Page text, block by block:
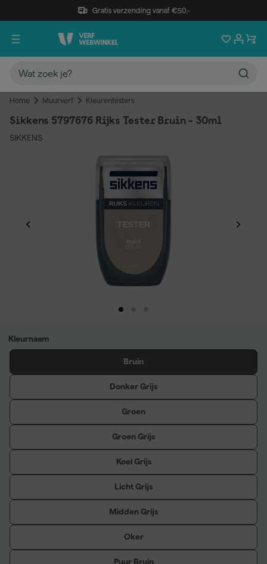
Gratis verzending vanaf €50,-
Home Muurverf Kleurentesters
Sikkens 5797676 Rijks Tester Bruin - 30ml
SIKKENS
Kleurnaam
Bruin
Donker Grijs
Groen
Groen Grijs
Koel Grijs
Licht Grijs
Midden Grijs
Oker
Puur Bruin